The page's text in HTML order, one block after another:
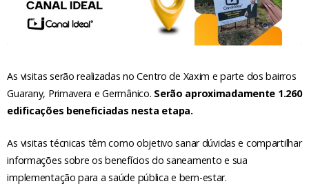
As visitas serão realizadas no Centro de Xaxim e parte dos bairros
Guarany, Primavera e Germânico. Serão aproximadamente 1.260
edificações beneficiadas nesta etapa.
As visitas técnicas têm como objetivo sanar dúvidas e compartilhar
informações sobre os benefícios do saneamento e sua
implementação para a saúde pública e bem-estar.